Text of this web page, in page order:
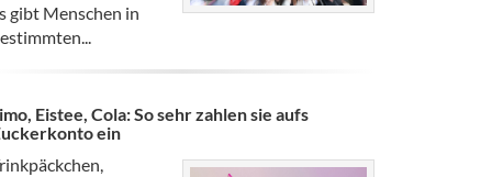
gibt Menschen in
Eistee, Cola: So sehr zahlen sie aufs
ein